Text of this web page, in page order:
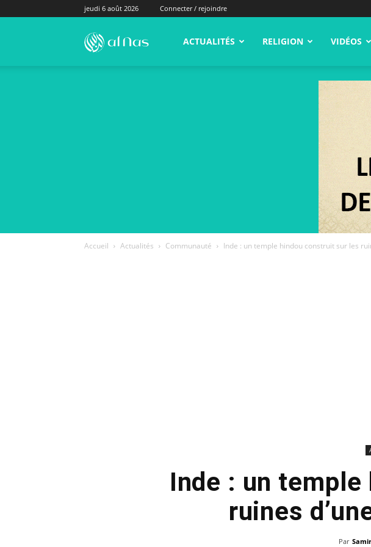
jeudi 6 août 2026 Connecter / rejoindre
alNas.fr ACTUALITÉS RELIGION VIDÉOS
Accueil Actualités Communauté Inde : un temple hindou construit sur les
Inde : un
ruines
Par